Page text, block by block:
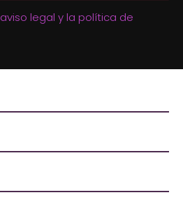
aviso legal y la política de